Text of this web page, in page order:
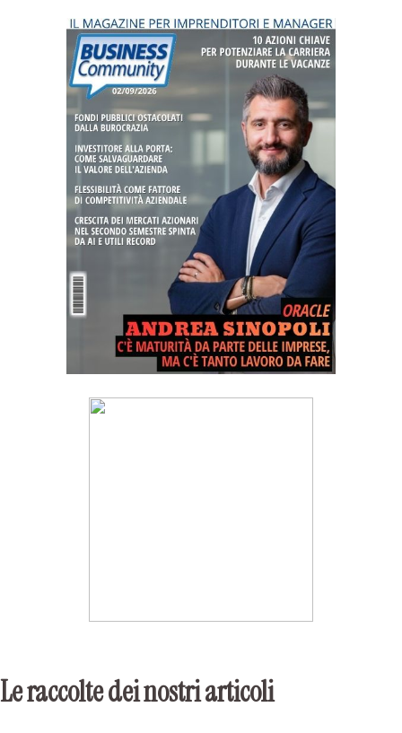
Le raccolte dei nostri articoli